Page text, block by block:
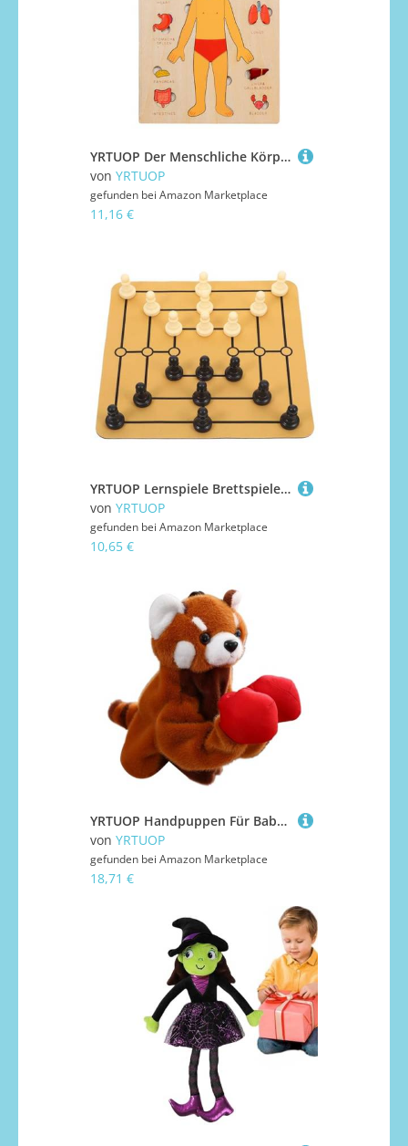
YRTUOP Der Menschliche Körper Für Kinder - Holz Lernpuzzle Körper,Frühpädagogisches Lernspielzeug Für Kinder Und Jugendliche Mädchen
von YRTUOP
gefunden bei Amazon Marketplace
11,16 €
YRTUOP Lernspiele Brettspiele,Strategisches Gesellschaftsspiel - Interaktives Tragbares Spielzeug Für Kinder Zuhause Anfänger Partyspiel Erwachsene Familienspaß Schreibtisch Ab 4 Jahren
von YRTUOP
gefunden bei Amazon Marketplace
10,65 €
YRTUOP Handpuppen Für Babys | Nachbildung Kuscheltier - Schlafbegleiter Boxpuppe Mit Ausfahrbarem Arm Für Kinder Ab 3 Jahren Partyshow Geschichtenerzählen Rollenspiel
von YRTUOP
gefunden bei Amazon Marketplace
18,71 €